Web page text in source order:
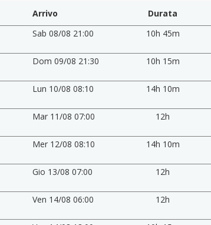
Arrivo
Durata
Sab 08/08 21:00 10h 45m
Dom 09/08 21:30 10h 15m
Lun 10/08 08:10 14h 10m
Mar 11/08 07:00 12h
Mer 12/08 08:10 14h 10m
Gio 13/08 07:00 12h
Ven 14/08 06:00 12h